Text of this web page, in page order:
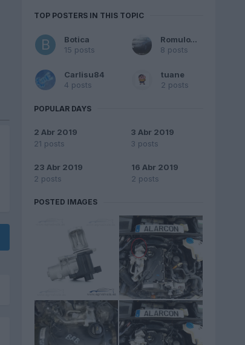
TOP POSTERS IN THIS TOPIC
Botica
15 posts
RomuloTDI
8 posts
Carlisu84
4 posts
tuane
2 posts
POPULAR DAYS
2 Abr 2019
21 posts
3 Abr 2019
3 posts
23 Abr 2019
2 posts
16 Abr 2019
2 posts
POSTED IMAGES